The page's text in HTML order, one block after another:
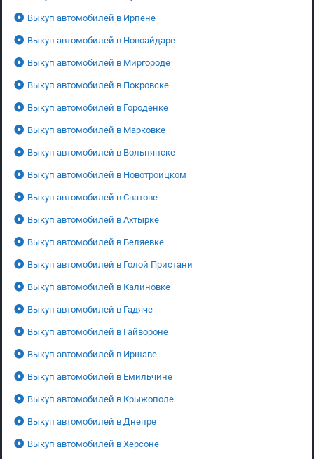
Выкуп автомобилей в Ирпене
Выкуп автомобилей в Новоайдаре
Выкуп автомобилей в Миргороде
Выкуп автомобилей в Покровске
Выкуп автомобилей в Городенке
Выкуп автомобилей в Марковке
Выкуп автомобилей в Вольнянске
Выкуп автомобилей в Новотроицком
Выкуп автомобилей в Сватове
Выкуп автомобилей в Ахтырке
Выкуп автомобилей в Беляевке
Выкуп автомобилей в Голой Пристани
Выкуп автомобилей в Калиновке
Выкуп автомобилей в Гадяче
Выкуп автомобилей в Гайвороне
Выкуп автомобилей в Иршаве
Выкуп автомобилей в Емильчине
Выкуп автомобилей в Крыжополе
Выкуп автомобилей в Днепре
Выкуп автомобилей в Херсоне